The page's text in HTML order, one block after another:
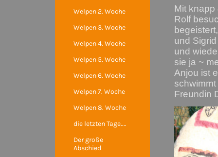
Welpen 2. Woche
Welpen 3. Woche
Welpen 4. Woche
Welpen 5. Woche
Welpen 6. Woche
Welpen 7. Woche
Welpen 8. Woche
die letzten Tage....
Der große
Abschied
Mit knapp
Rolf
und
und
sie ja ~
Anjou ist
Freundin